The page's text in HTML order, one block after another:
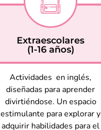
Extraescolares
(1-16 años)
Actividades en inglés,
diseñadas para aprender
divirtiéndose. Un espacio
estimulante para explorar y
adquirir habilidades para el